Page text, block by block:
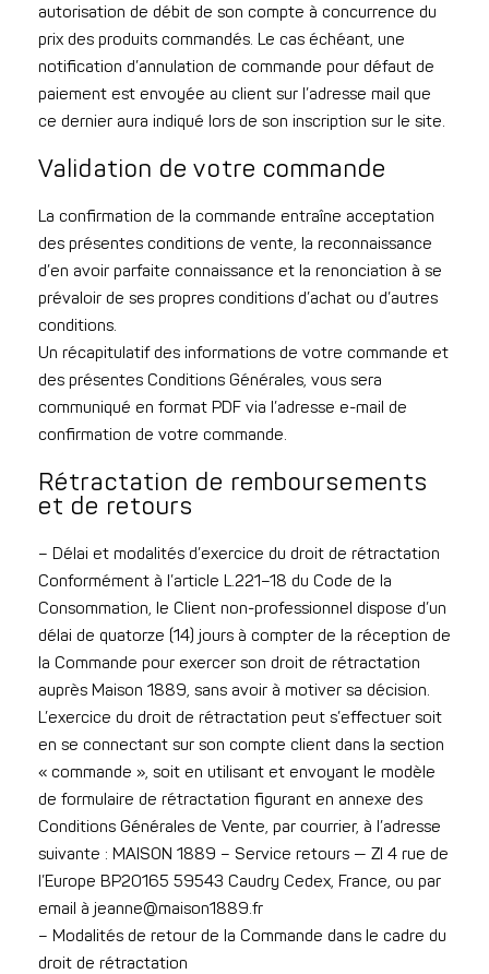
autorisation de débit de son compte à concurrence du
prix des produits commandés. Le cas échéant, une
notification d’annulation de commande pour défaut de
paiement est envoyée au client sur l’adresse mail que
ce dernier aura indiqué lors de son inscription sur le site.
Validation de votre commande
La confirmation de la commande entraîne acceptation
des présentes conditions de vente, la reconnaissance
d’en avoir parfaite connaissance et la renonciation à se
prévaloir de ses propres conditions d’achat ou d’autres
conditions.
Un récapitulatif des informations de votre commande et
des présentes Conditions Générales, vous sera
communiqué en format PDF via l’adresse e-mail de
confirmation de votre commande.
Rétractation de remboursements
et de retours
– Délai et modalités d’exercice du droit de rétractation
Conformément à l’article L.221–18 du Code de la
Consommation, le Client non-professionnel dispose d’un
délai de quatorze (14) jours à compter de la réception de
la Commande pour exercer son droit de rétractation
auprès Maison 1889, sans avoir à motiver sa décision.
L’exercice du droit de rétractation peut s’effectuer soit
en se connectant sur son compte client dans la section
« commande », soit en utilisant et envoyant le modèle
de formulaire de rétractation figurant en annexe des
Conditions Générales de Vente, par courrier, à l’adresse
suivante : MAISON 1889 – Service retours — ZI 4 rue de
l’Europe BP20165 59543 Caudry Cedex, France, ou par
email à jeanne@maison1889.fr
– Modalités de retour de la Commande dans le cadre du
droit de rétractation